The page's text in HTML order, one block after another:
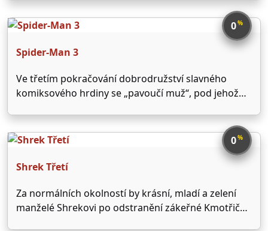
threatens to take over his life and heart. In his
quest, he meets a woman who …
0%
Spider-Man 3
Ve třetím pokračování dobrodružství slavného
komiksového hrdiny se „pavoučí muž“, pod jehož
zamilovaný do své spolužačky Mary Jane, pouští do
boje nejen s nebezpečnými padouchy, ale i se svým
0%
Shrek Třetí
Za normálních okolností by krásní, mladí a zelení
manželé Shrekovi po odstranění zákeřné Kmotřičky